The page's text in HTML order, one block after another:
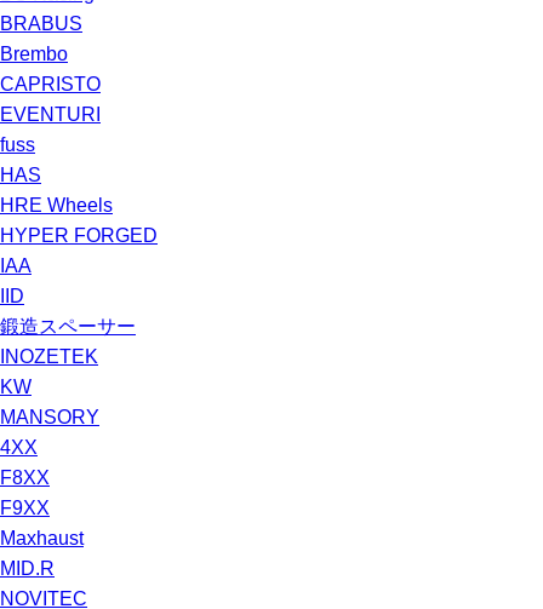
BRABUS
Brembo
CAPRISTO
EVENTURI
fuss
HAS
HRE Wheels
HYPER FORGED
IAA
IID
鍛造スペーサー
INOZETEK
KW
MANSORY
4XX
F8XX
F9XX
Maxhaust
MID.R
NOVITEC